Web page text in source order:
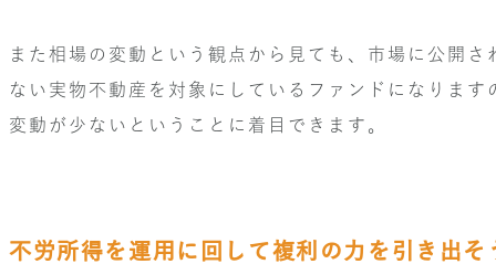
また相場の変動という観点から見ても、市場に公開さ
ない実物不動産を対象にしているファンドになります
変動が少ないということに着目できます。
不労所得を運用に回して複利の力を引き出そ